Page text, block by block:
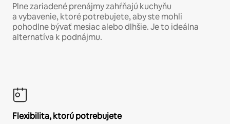
Plne zariadené prenájmy zahŕňajú kuchyňu
a vybavenie, ktoré potrebujete, aby ste mohli
pohodlne bývať mesiac alebo dlhšie. Je to ideálna
alternatíva k podnájmu.
Flexibilita, ktorú potrebujete